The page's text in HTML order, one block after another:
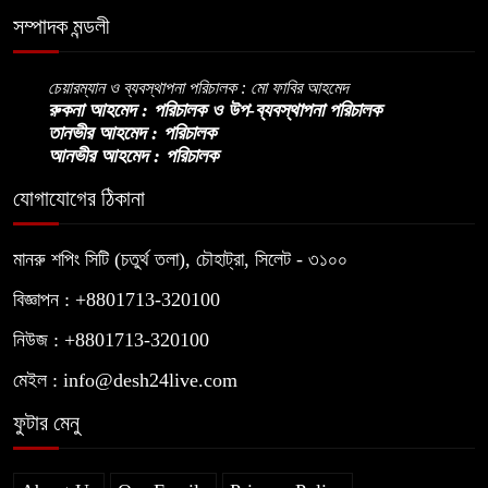
ট্রাম্পকে ‘রাজার খোঁচা’ দিলেন ব্রিটিশ
সম্পাদক মন্ডলী
চেয়ারম্যান ও ব্যবস্থাপনা পরিচালক : মো ফাবির আহমেদ
রুকনা আহমেদ : পরিচালক ও উপ-ব্যবস্থাপনা পরিচালক
তানভীর আহমেদ : পরিচালক
আনভীর আহমেদ : পরিচালক
যোগাযোগের ঠিকানা
মানরু শপিং সিটি (চতুর্থ তলা), চৌহাট্রা, সিলেট - ৩১০০
বিজ্ঞাপন : +8801713-320100
নিউজ : +8801713-320100
মেইল : info@desh24live.com
ফুটার মেনু